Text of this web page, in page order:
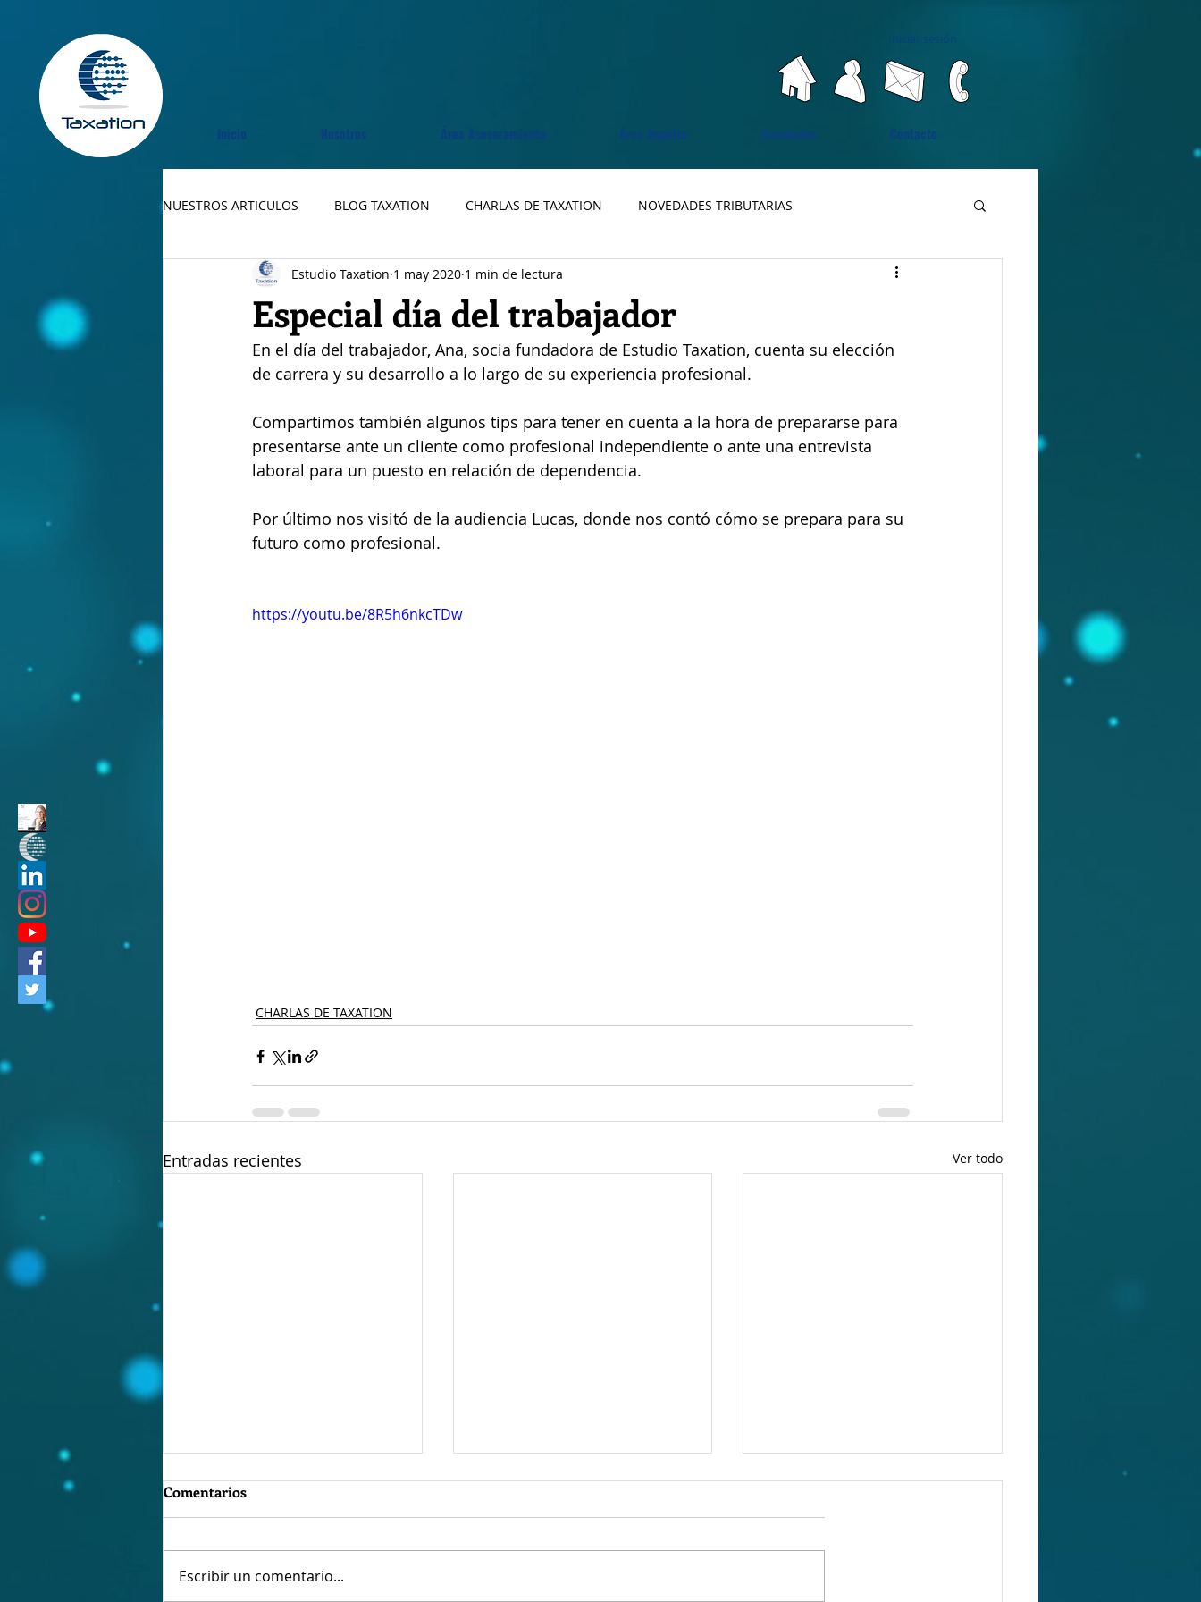
Iniciar sesión
Área Asesoramiento Área Impulso Novedades Contacto
NUESTROS ARTICULOS BLOG TAXATION CHARLAS DE TAXATION NOVEDADES TRIBUTARIAS
Especial día del trabajador
Estudio Taxation 1 may 2020 1 min de lectura
En el día del trabajador, Ana, socia fundadora de Estudio Taxation, cuenta su elección
de carrera y su desarrollo a lo largo de su experiencia profesional.
Compartimos también algunos tips para tener en cuenta a la hora de prepararse para
presentarse ante un cliente como profesional independiente o ante una entrevista
laboral para un puesto en relación de dependencia.
Por último nos visitó de la audiencia Lucas, donde nos contó cómo se prepara para su
futuro como profesional.
https://youtu.be/8R5h6nkcTDw
CHARLAS DE TAXATION
Entradas recientes Ver todo
LA CEREMONIA
Comentarios
Escribir un comentario...